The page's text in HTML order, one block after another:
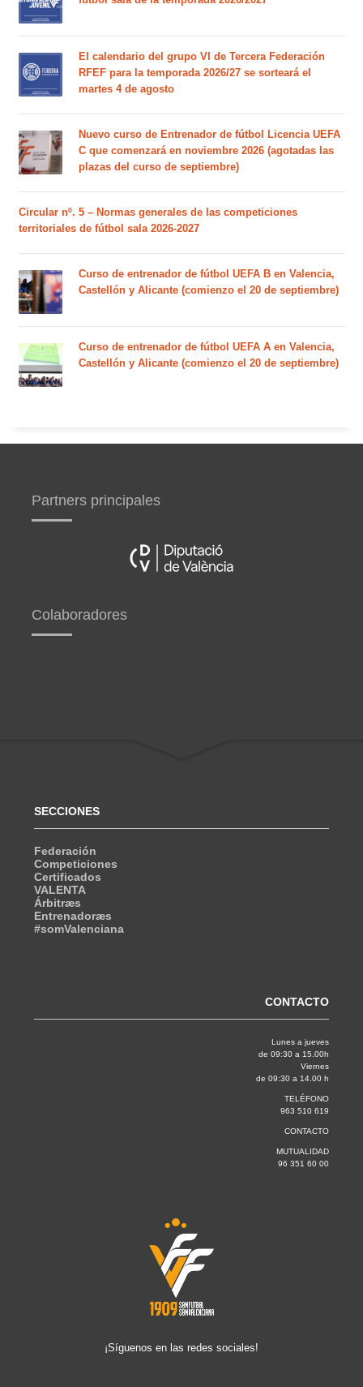
El calendario del grupo VI de Tercera Federación
RFEF para la temporada 2026/27 se sorteará el
martes 4 de agosto
Nuevo curso de Entrenador de fútbol Licencia UEFA
C que comenzará en noviembre 2026 (agotadas las
plazas del curso de septiembre)
Circular nº. 5 – Normas generales de las competiciones
territoriales de fútbol sala 2026-2027
Curso de entrenador de fútbol UEFA B en Valencia,
Castellón y Alicante (comienzo el 20 de septiembre)
Curso de entrenador de fútbol UEFA A en Valencia,
Castellón y Alicante (comienzo el 20 de septiembre)
Partners principales
Colaboradores
SECCIONES
Federación
Competiciones
Certificados
VALENTA
Árbitræs
Entrenadoræs
#somValenciana
CONTACTO
Lunes a jueves
de 09:30 a 15.00h
Viernes
de 09:30 a 14.00 h
TELÉFONO
963 510 619
CONTACTO
MUTUALIDAD
96 351 60 00
¡Síguenos en las redes sociales!